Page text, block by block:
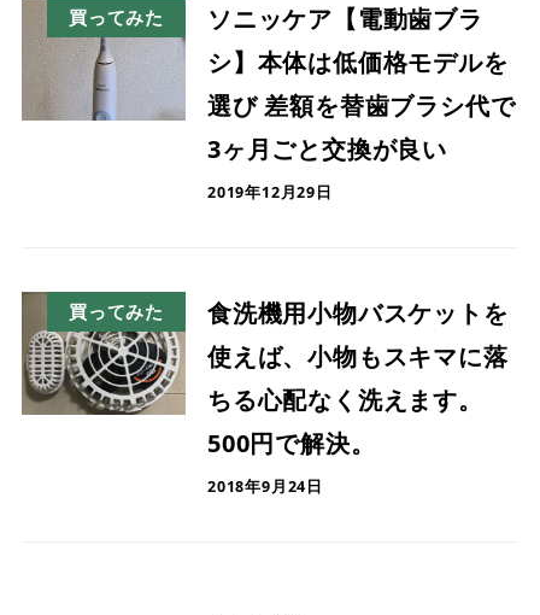
買ってみた
ソニッケア【電動歯ブラ
シ】本体は低価格モデルを
選び 差額を替歯ブラシ代で
3ヶ月ごと交換が良い
2019年12月29日
買ってみた
食洗機用小物バスケットを
使えば、小物もスキマに落
ちる心配なく洗えます。
500円で解決。
2018年9月24日